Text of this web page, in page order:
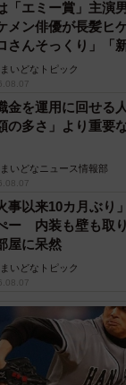
「エミー賞」主演
メン俳優が長髪ヒ
さんそっくり」「
まいどなトピック
金を運用に回せる
の多さ」より重要
まいどなニュース情報部
事以来10カ月ぶり
ー 内装も壁も取
屋に呆然
まいどなトピック